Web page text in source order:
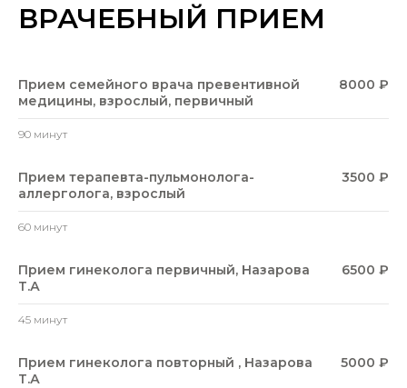
ВРАЧЕБНЫЙ ПРИЕМ
Прием семейного врача превентивной
медицины, взрослый, первичный
8000 ₽
90 минут
Прием терапевта-пульмонолога-
аллерголога, взрослый
3500 ₽
60 минут
Прием гинеколога первичный, Назарова
Т.А
6500 ₽
45 минут
Прием гинеколога повторный , Назарова
Т.А
5000 ₽